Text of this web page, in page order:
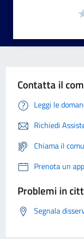
Contatta il
Leggi le
Richiedi
Chiama il
Prenota un
Problemi in
Segnala